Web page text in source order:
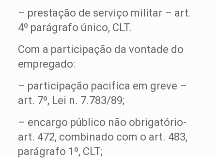
– prestação de serviço militar – art.
4º parágrafo único, CLT.
Com a participação da vontade do
empregado:
– participação pacifíca em greve –
art. 7º, Lei n. 7.783/89;
– encargo público não obrigatório-
art. 472, combinado com o art. 483,
parágrafo 1º, CLT;